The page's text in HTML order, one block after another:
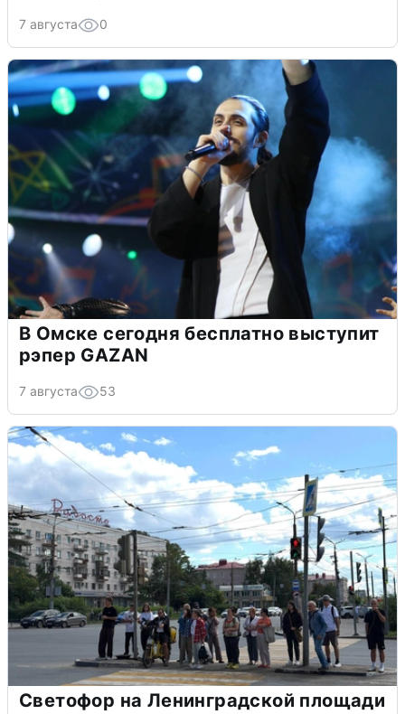
7 августа 0
В Омске сегодня бесплатно выступит
рэпер GAZAN
7 августа 53
Светофор на Ленинградской площади